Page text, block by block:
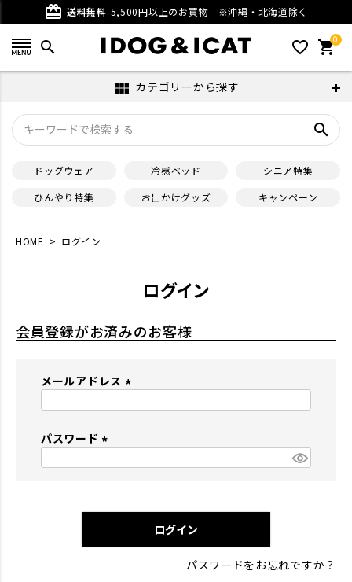
card_giftcard 送料無料 5,500円以上のお買物 ※沖縄・北海道除く
search favorite_outline 0
shopping_cart
view_module カテゴリーから探す
search
ドッグウェア 冷感ベッド
シニア特集
ひんやり特集
お出かけグッズ キャンペーン
HOME ログイン
ログイン
会員登録がお済みのお客様
メールアドレス
パスワード
)
ログイン
パスワードをお忘れですか？